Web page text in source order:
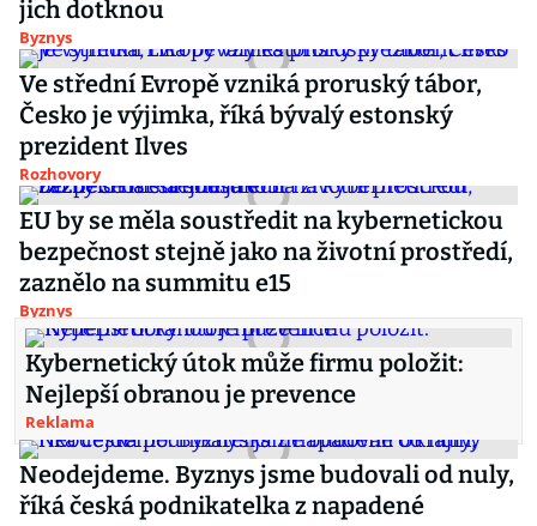
jich dotknou
Byznys
Ve střední Evropě vzniká proruský tábor,
Česko je výjimka, říká bývalý estonský
prezident Ilves
Rozhovory
EU by se měla soustředit na kybernetickou
bezpečnost stejně jako na životní prostředí,
zaznělo na summitu e15
Byznys
Kybernetický útok může firmu položit:
Nejlepší obranou je prevence
Reklama
Neodejdeme. Byznys jsme budovali od nuly,
říká česká podnikatelka z napadené